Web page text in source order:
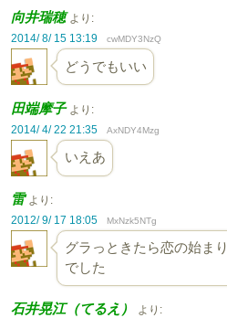
向井瑞穂 より:
2014/ 8/ 15 13:19
cwMDY3NzQ
どうでもいい
田端摩子 より:
2014/ 4/ 22 21:35
AxNDY4Mzg
いえあ
雷 より:
2012/ 9/ 17 18:05
MxNzk5NTg
グラっときたら恋の始まり
でした
石井晃江（てるえ）
より: